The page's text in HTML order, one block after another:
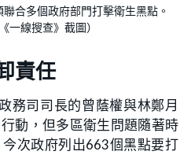
合多個政府部門打擊衛生黑點。
一線搜查》截圖）
責任
務司司長的曾蔭權與林鄭月
動，但多區衛生問題隨著時
次政府列出663個黑點要打